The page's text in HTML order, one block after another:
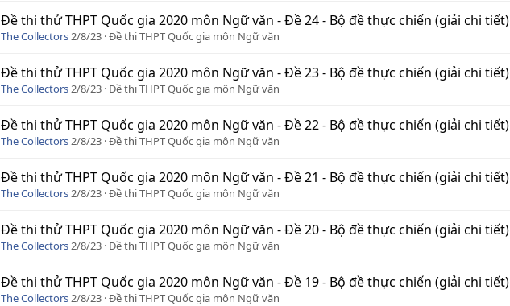
Đề thi thử THPT Quốc gia 2020 môn Ngữ văn - Đề 24 - Bộ đề thực chiến (giải chi tiết)
The Collectors2/8/23 Đề thi THPT Quốc gia môn Ngữ văn
Đề thi thử THPT Quốc gia 2020 môn Ngữ văn - Đề 23 - Bộ đề thực chiến (giải chi tiết)
The Collectors2/8/23 Đề thi THPT Quốc gia môn Ngữ văn
Đề thi thử THPT Quốc gia 2020 môn Ngữ văn - Đề 22 - Bộ đề thực chiến (giải chi tiết)
The Collectors2/8/23 Đề thi THPT Quốc gia môn Ngữ văn
Đề thi thử THPT Quốc gia 2020 môn Ngữ văn - Đề 21 - Bộ đề thực chiến (giải chi tiết)
The Collectors2/8/23 Đề thi THPT Quốc gia môn Ngữ văn
Đề thi thử THPT Quốc gia 2020 môn Ngữ văn - Đề 20 - Bộ đề thực chiến (giải chi tiết)
The Collectors2/8/23 Đề thi THPT Quốc gia môn Ngữ văn
Đề thi thử THPT Quốc gia 2020 môn Ngữ văn - Đề 19 - Bộ đề thực chiến (giải chi tiết)
The Collectors2/8/23 Đề thi THPT Quốc gia môn Ngữ văn